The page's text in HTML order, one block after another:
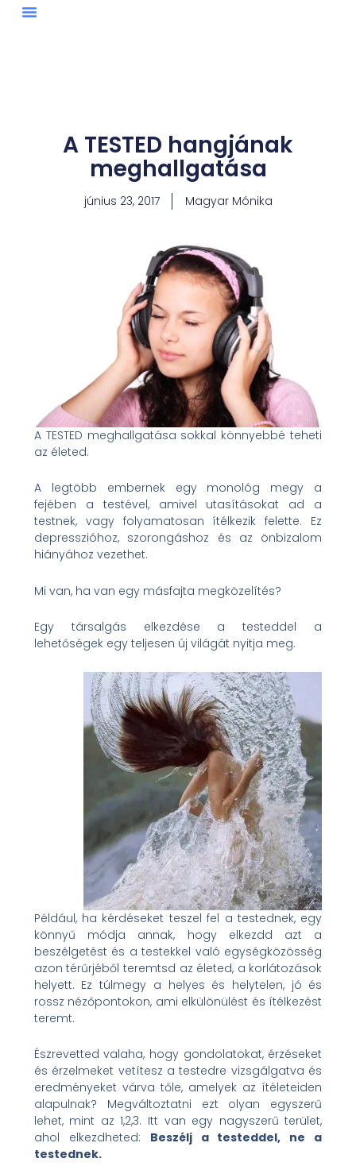
A TESTED hangjának
meghallgatása
június 23, 2017 Magyar Mónika
A TESTED meghallgatása sokkal könnyebbé teheti
az életed.
A legtöbb embernek egy monológ megy a
fejében a testével, amivel utasításokat ad a
testnek, vagy folyamatosan ítélkezik felette. Ez
depresszióhoz, szorongáshoz és az önbizalom
hiányához vezethet.
Mi van, ha van egy másfajta megközelítés?
Egy társalgás elkezdése a testeddel a
lehetőségek egy teljesen új világát nyitja meg.
Például, ha kérdéseket teszel fel a testednek, egy
könnyű módja annak, hogy elkezdd azt a
beszélgetést és a testekkel való egységközösség
azon térűrjéből teremtsd az életed, a korlátozások
helyett. Ez túlmegy a helyes és helytelen, jó és
rossz nézőpontokon, ami elkülönülést és ítélkezést
teremt.
Észrevetted valaha, hogy gondolatokat, érzéseket
és érzelmeket vetítesz a testedre vizsgálgatva és
eredményeket várva tőle, amelyek az ítéleteiden
alapulnak? Megváltoztatni ezt olyan egyszerű
lehet, mint az 1,2,3. Itt van egy nagyszerű terület,
ahol elkezdheted: Beszélj a testeddel, ne a
testednek.